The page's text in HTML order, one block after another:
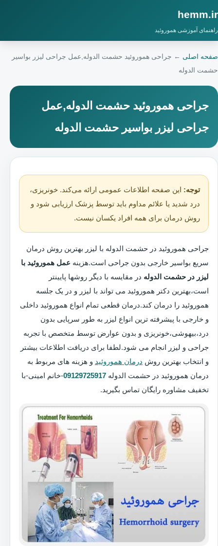
hemm.ir
راهنمای آموزشی هموروئید
صفحه اصلی ← جراحی هموروئید حشمت الدوله,عمل جراحی لیزر بواسیر
حشمت الدوله
جراحی هموروئید حشمت الدوله,عمل
جراحی لیزر بواسیر حشمت الدوله
توجه: این صفحه اطلاعات عمومی ارائه می‌کند. خونریزی،
درد شدید یا علائم مداوم باید توسط پزشک ارزیابی شود و
روش درمان برای همه افراد یکسان نیست.
جراحی هموروئید در حشمت الدوله با لیزر بهترین روش درمان
سریع بواسیر خارجی بدون جراحی است.هزینه عمل هموروئید با
لیزر در حشمت الدوله در مقایسه با دیگر روشها پایینتر
است،بهترین دکتر هموروئید می تواند با لیزر و در یک جلسه
هموروئید را درمان کند.درمان قطعی تمام انواع هموروئید داخلی
و خارجی با پیشرفته ترین انواع لیزر به طور سرپایی بدون
درد،بیهوشی،خونریزی و بدون عوارض توسط متخصص با تجربه
جراحی و لیزر انجام می شود.لطفا برای دریافت اطلاعات بیشتر
و انتخاب بهترین روش درمان هموروئید و هزینه های مربوط به
درمان هموروئید در حشمت الدوله 09129725917-خانم امینی-با
تخفیف مشاوره رایگان تماس بگیرید.